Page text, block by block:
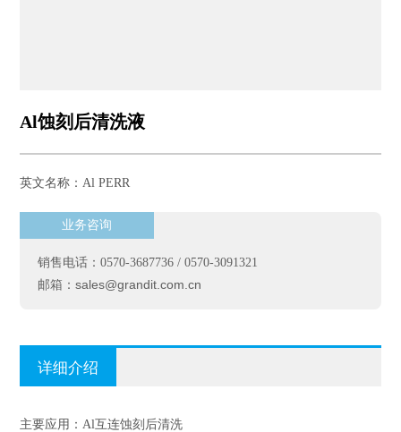
Al蚀刻后清洗液
英文名称：Al PERR
业务咨询
销售电话：0570-3687736 / 0570-3091321
邮箱：sales@grandit.com.cn
详细介绍
主要应用：Al互连蚀刻后清洗